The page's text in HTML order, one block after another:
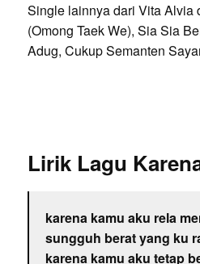
Single lainnya dari Vita Alvia
(Omong Taek We), Sia Sia
Adug, Cukup Semanten
Lirik Lagu
karena kamu aku rela
sungguh berat yang ku
karena kamu aku tetap